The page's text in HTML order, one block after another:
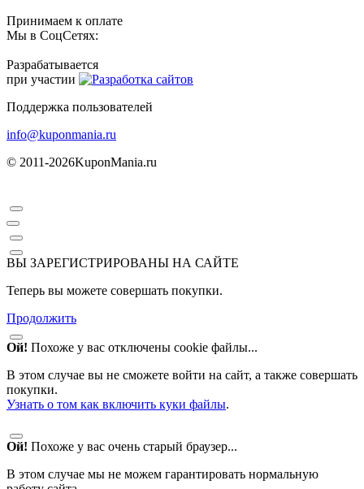
Принимаем к оплате
Мы в СоцСетях:
Разрабатывается
при участии
Поддержка пользователей
info@kuponmania.ru
© 2011-2026KuponMania.ru
ВЫ ЗАРЕГИСТРИРОВАНЫ НА САЙТЕ
Теперь вы можете совершать покупки.
Продолжить
Ой! Похоже у вас отключены cookie файлы...
В этом случае вы не сможете войти на сайт, а также совершать
покупки.
Узнать о том как включить куки файлы.
Ой! Похоже у вас очень старый браузер...
В этом случае мы не можем гарантировать нормальную